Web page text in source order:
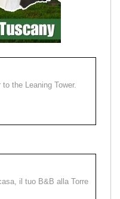
the Leaning Tower.
il tuo B&B alla Torre